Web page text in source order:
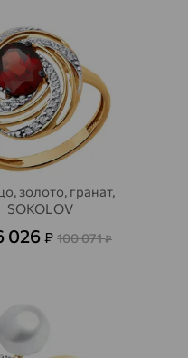
золото, гранат,
SOKOLOV
026₽ 100 071₽